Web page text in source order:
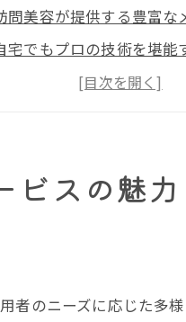
問美容が提供する豊富な
宅でもプロの技術を堪能
サロンとの違いを理解する
クライアントの声から見る
あなたに自宅で受けられ
トレスフリーな美容体験
ビスの魅
のニーズに応じた多